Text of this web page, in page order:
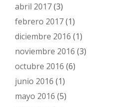
abril 2017(3)
febrero 2017(1)
diciembre 2016 (1)
noviembre 2016 (3)
octubre 2016 (6)
junio 2016 (1)
mayo 2016 (5)